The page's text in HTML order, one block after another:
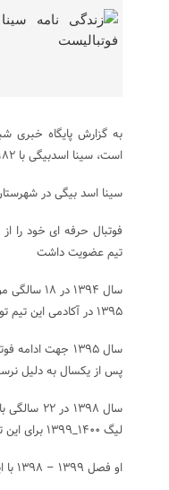
است، سینا اسدبیگی با ۱۸۲ سانتیمتر قد در پست هافبک دفاعی بازی می کند.
سینا اسد بیگی در
تیم عضویت داشت
سال ۱۳۹۴
۱۳۹۵ در آکادمی این تیم توپ زد
پس از یکسال به دلیل
سال
لیگ ۱۴۰۰_۱۳۹۹ برای این تیم به میدان رفت
او فصل ۱۳۹۹ – ۱۳۹۸ با این تیم توانست جواز صعود به لیگ برتر ایران را کسب کند